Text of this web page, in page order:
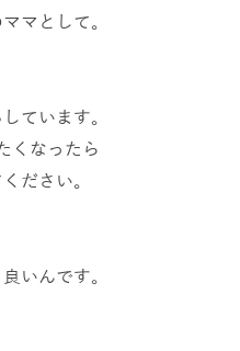
マとして。
ています。
くなったら
ださい。
いんです。